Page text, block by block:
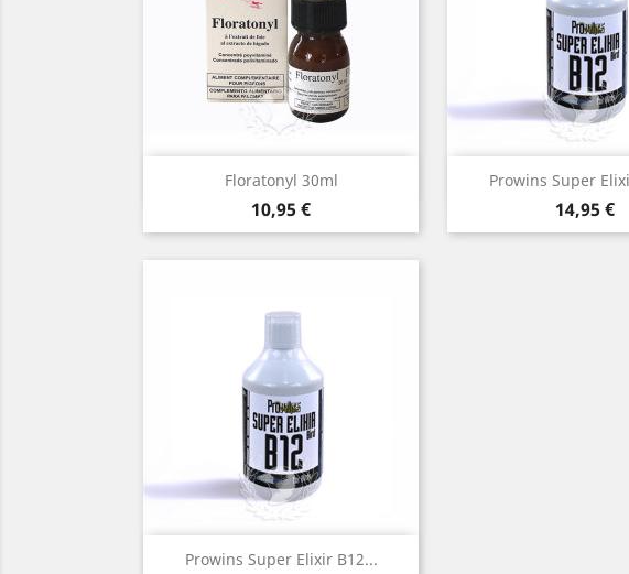
Floratonyl 30ml
Precio
10,95 €
Vista rápida Prowins Super
Precio
14,95 €
 Vista
Prowins Super Elixir B12...
 Vista rápida